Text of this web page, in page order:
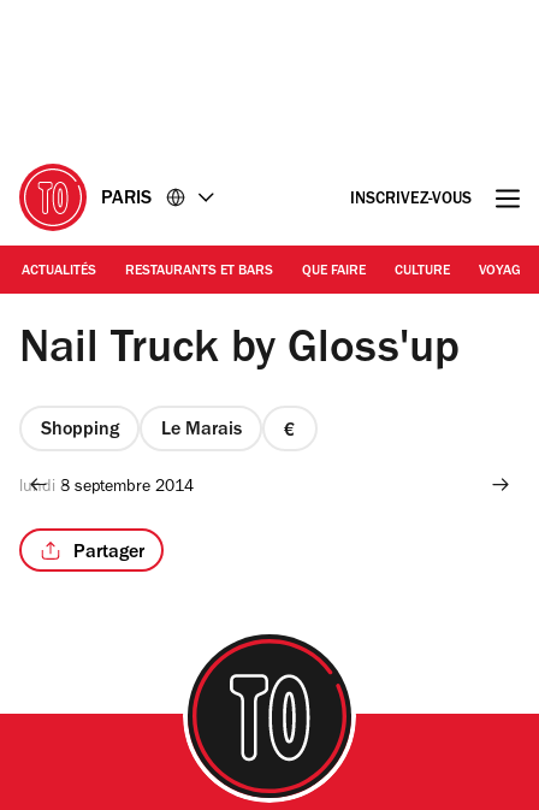
PARIS INSCRIVEZ-VOUS
ACTUALITÉS RESTAURANTS ET BARS QUE FAIRE CULTURE VOYAGE
DR
Nail Truck by Gloss'up
Shopping Le Marais
prix
lundi 8 septembre 2014
Partager